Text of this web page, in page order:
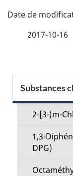
D
a
2017-10-16
e
Substances
2-[3-(m-
1,3-
DPG)